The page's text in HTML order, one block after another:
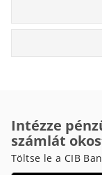
Intézze
számlát
Töltse le a CIB